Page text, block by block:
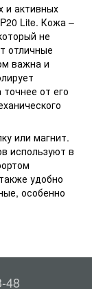
и активных
Lite. Кожа –
не
отличные
важна и
от его
или магнит.
используют в
удобно
особенно
48